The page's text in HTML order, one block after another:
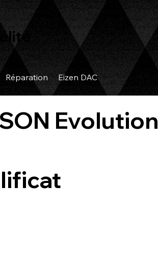
Réparation Eizen DAC
Evolution